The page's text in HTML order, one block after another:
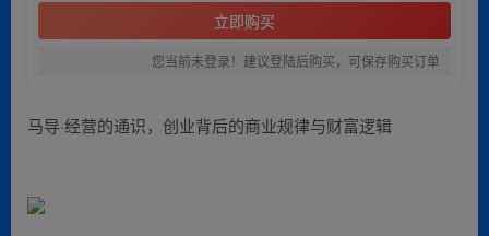
立即购买
您当前未登录！建议登陆后购买，可保存购买订单
马导·经营的通识，​创业背后的商业规律与财富逻辑